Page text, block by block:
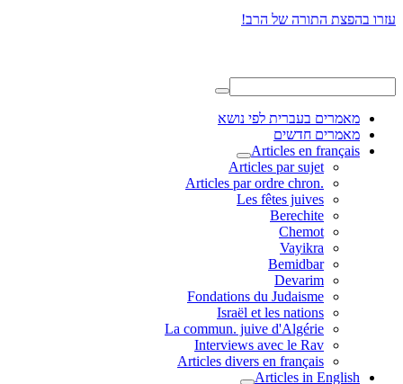
עזרו בהפצת התורה של הרב!
מאמרים בעברית לפי נושא
מאמרים חדשים
Articles en français
Articles par sujet
.Articles par ordre chron
Les fêtes juives
Berechite
Chemot
Vayikra
Bemidbar
Devarim
Fondations du Judaisme
Israël et les nations
La commun. juive d'Algérie
Interviews avec le Rav
Articles divers en français
Articles in English